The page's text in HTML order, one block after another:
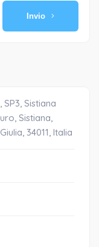
Invio
Sistiana
Sistiana,
34011, Italia